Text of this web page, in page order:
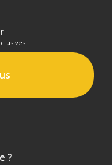
rideau, HSS
avec écran tactile
?